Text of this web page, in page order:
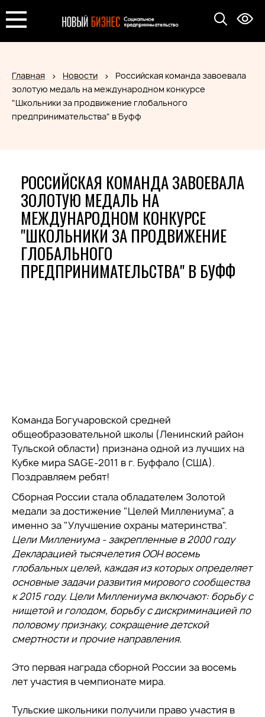
Главная Новости
Российская команда завоевала
золотую медаль на международном конкурсе
"Школьники за продвижение глобального
предпринимательства" в Буфф
РОССИЙСКАЯ КОМАНДА ЗАВОЕВАЛА
ЗОЛОТУЮ МЕДАЛЬ НА
МЕЖДУНАРОДНОМ КОНКУРСЕ
"ШКОЛЬНИКИ ЗА ПРОДВИЖЕНИЕ
ГЛОБАЛЬНОГО
ПРЕДПРИНИМАТЕЛЬСТВА" В БУФФ
Команда Богучаровской средней
общеобразовательной школы (Ленинский район
Тульской области) признана одной из лучших на
Кубке мира SAGE-2011 в г. Буффало (США).
Поздравляем ребят!
Сборная России стала обладателем Золотой
медали за достижение "Целей Миллениума", а
именно за "Улучшение охраны материнства".
Цели Миллениума - закрепленные в 2000 году
Декларацией тысячелетия ООН восемь
глобальных целей, каждая из которых определяет
основные задачи развития мирового сообщества
к 2015 году. Цели Миллениума включают: борьбу с
нищетой и голодом, борьбу с дискриминацией по
половому признаку, сокращение детской
смертности и прочие направления.
Это первая награда сборной России за восемь
лет участия в чемпионате мира.
Тульские школьники получили право участия в